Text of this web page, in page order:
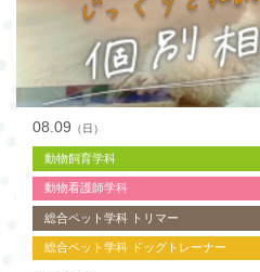
08.09 （日）
動物飼育学科
動物看護師学科
総合ペット学科 トリマー
総合ペット学科 ドッグトレーナー